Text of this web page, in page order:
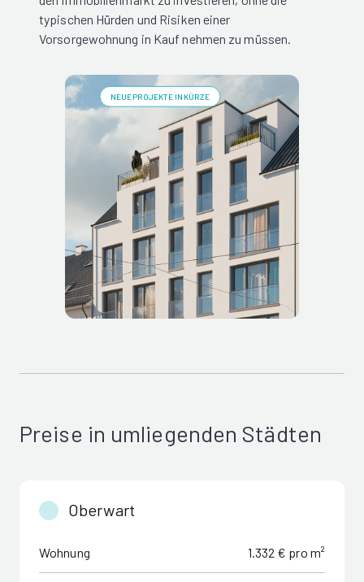
typischen Hürden und Risiken einer
Vorsorgewohnung in Kauf nehmen zu müssen.
NEUE PROJEKTE IN KÜRZE
Preise in umliegenden Städten
Oberwart
Wohnung 1.332 € pro m²